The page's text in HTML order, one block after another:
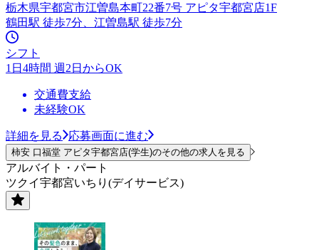
栃木県宇都宮市江曽島本町22番7号 アピタ宇都宮店1F
鶴田駅 徒歩7分、江曽島駅 徒歩7分
シフト
1日4時間 週2日からOK
交通費支給
未経験OK
詳細を見る 応募画面に進む
柿安 口福堂 アピタ宇都宮店(学生)のその他の求人を見る
アルバイト・パート
ツクイ宇都宮いちり(デイサービス)